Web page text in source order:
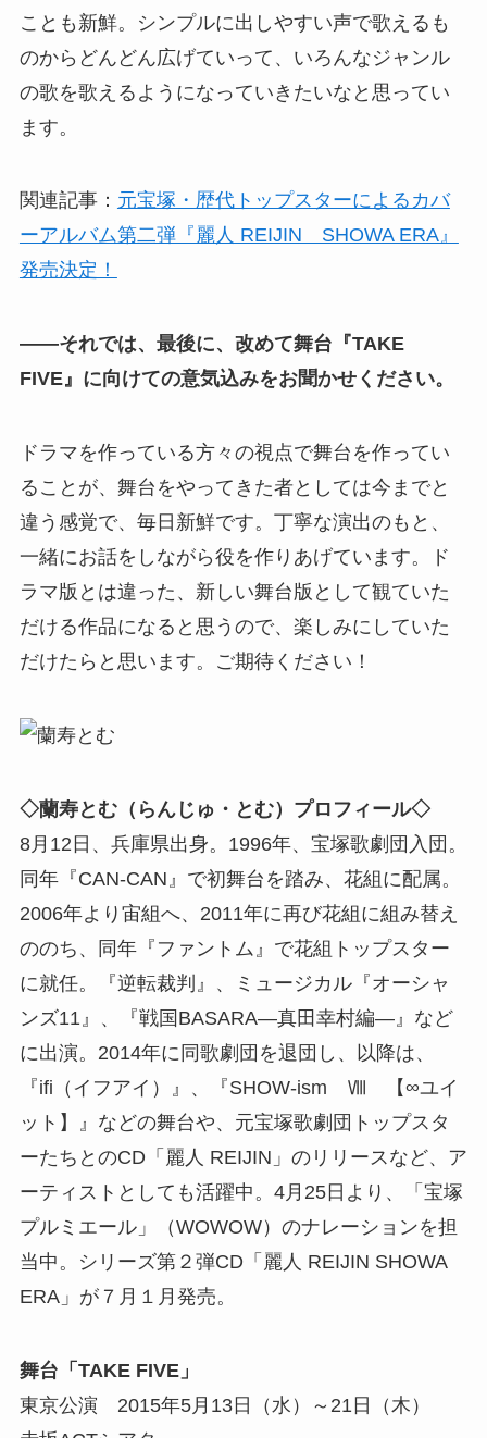
ことも新鮮。シンプルに出しやすい声で歌えるも
のからどんどん広げていって、いろんなジャンル
の歌を歌えるようになっていきたいなと思ってい
ます。
関連記事： 元宝塚・歴代トップスターによるカバ
ーアルバム第二弾『麗人 REIJIN SHOWA ERA』
発売決定！
――それでは、最後に、改めて舞台『TAKE
FIVE』に向けての意気込みをお聞かせください。
ドラマを作っている方々の視点で舞台を作ってい
ることが、舞台をやってきた者としては今までと
違う感覚で、毎日新鮮です。丁寧な演出のもと、
一緒にお話をしながら役を作りあげています。ド
ラマ版とは違った、新しい舞台版として観ていた
だける作品になると思うので、楽しみにしていた
だけたらと思います。ご期待ください！
◇蘭寿とむ（らんじゅ・とむ）プロフィール◇
8月12日、兵庫県出身。1996年、宝塚歌劇団入団。
同年『CAN-CAN』で初舞台を踏み、花組に配属。
2006年より宙組へ、2011年に再び花組に組み替え
ののち、同年『ファントム』で花組トップスター
に就任。『逆転裁判』、ミュージカル『オーシャ
ンズ11』、『戦国BASARA—真田幸村編—』など
に出演。2014年に同歌劇団を退団し、以降は、
『ifi（イフアイ）』、『SHOW-ism Ⅷ 【∞ユイ
ット】』などの舞台や、元宝塚歌劇団トップスタ
ーたちとのCD「麗人 REIJIN」のリリースなど、ア
ーティストとしても活躍中。4月25日より、「宝塚
プルミエール」（WOWOW）のナレーションを担
当中。シリーズ第２弾CD「麗人 REIJIN SHOWA
ERA」が７月１月発売。
舞台「TAKE FIVE」
東京公演 2015年5月13日（水）～21日（木）